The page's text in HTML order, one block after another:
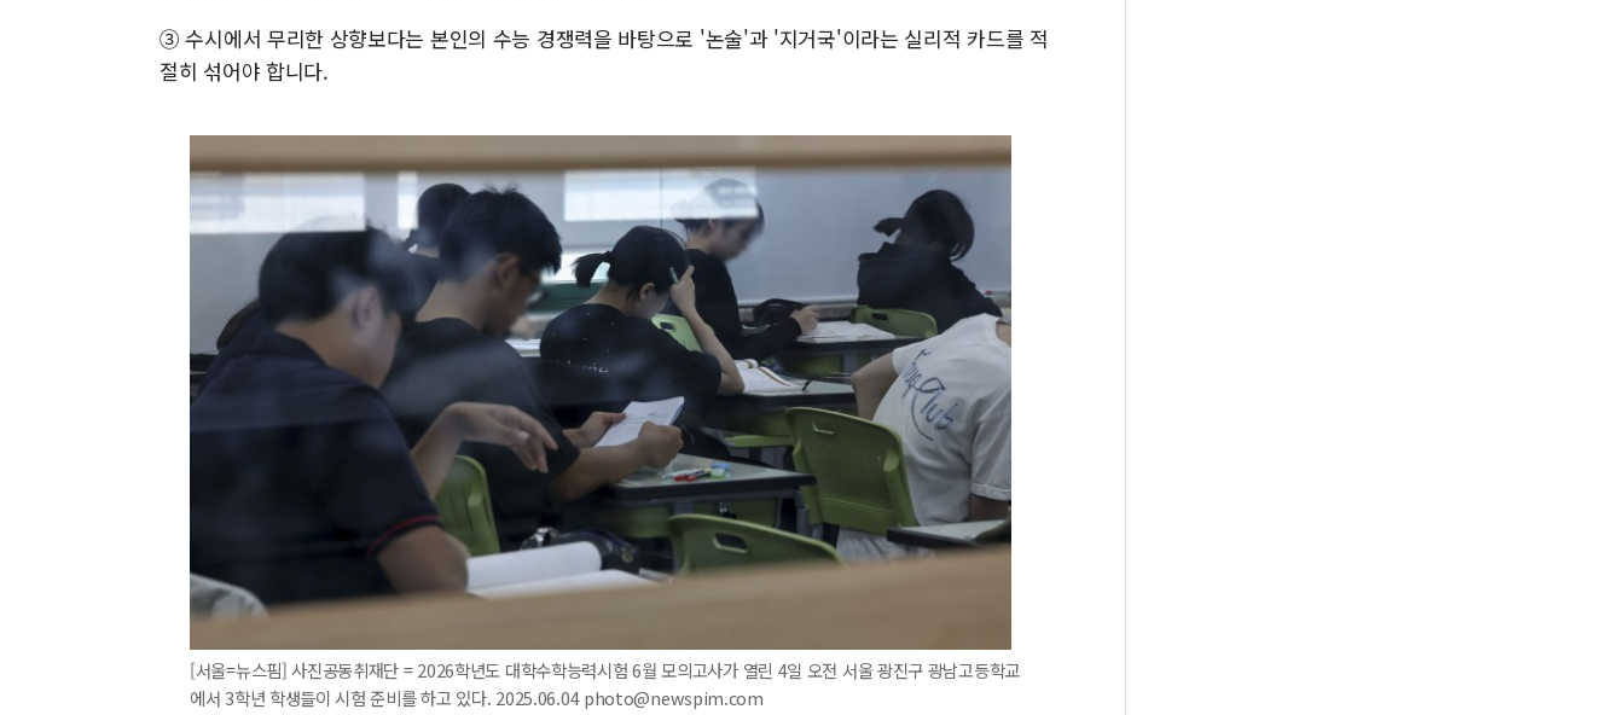
③ 수시에서 무리한 상향보다는 본인의 수능 경쟁력을 바탕으로 '논술'과 '지거국'이라는 실리적 카드를 적
절히 섞어야 합니다.
[서울=뉴스핌] 사진공동취재단 = 2026학년도 대학수학능력시험 6월 모의고사가 열린 4일 오전 서울 광진구 광남고등학교
에서 3학년 학생들이 시험 준비를 하고 있다. 2025.06.04 photo@newspim.com